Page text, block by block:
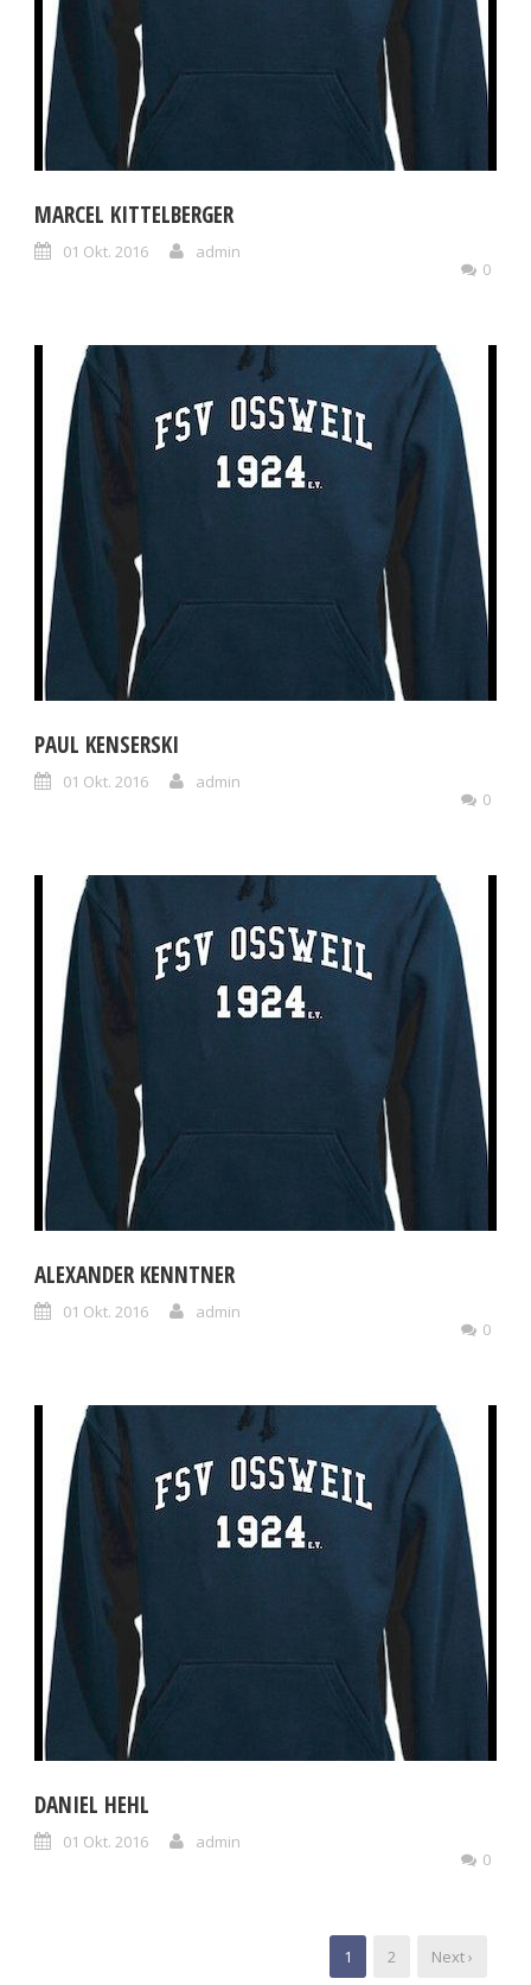
MARCEL KITTELBERGER
01 Okt. 2016
admin
0
PAUL KENSERSKI
01 Okt. 2016
admin
0
ALEXANDER KENNTNER
01 Okt. 2016
admin
0
DANIEL HEHL
01 Okt. 2016
admin
0
1 2 Next ›